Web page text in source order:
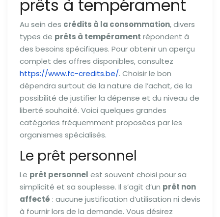
prêts à tempérament
Au sein des crédits à la consommation, divers
types de prêts à tempérament répondent à
des besoins spécifiques. Pour obtenir un aperçu
complet des offres disponibles, consultez
https://www.fc-credits.be/. Choisir le bon
dépendra surtout de la nature de l’achat, de la
possibilité de justifier la dépense et du niveau de
liberté souhaité. Voici quelques grandes
catégories fréquemment proposées par les
organismes spécialisés.
Le prêt personnel
Le prêt personnel est souvent choisi pour sa
simplicité et sa souplesse. Il s’agit d’un prêt non
affecté : aucune justification d’utilisation ni devis
à fournir lors de la demande. Vous désirez